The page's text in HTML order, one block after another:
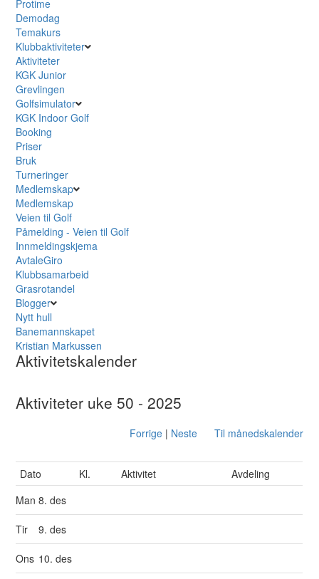
Protime
Demodag
Temakurs
Klubbaktiviteter
Aktiviteter
KGK Junior
Grevlingen
Golfsimulator
KGK Indoor Golf
Booking
Priser
Bruk
Turneringer
Medlemskap
Medlemskap
Veien til Golf
Påmelding - Veien til Golf
Innmeldingskjema
AvtaleGiro
Klubbsamarbeid
Grasrotandel
Blogger
Nytt hull
Banemannskapet
Kristian Markussen
Aktivitetskalender
Aktiviteter uke 50 - 2025
Forrige| Neste Til månedskalender
Dato Kl. Aktivitet
Avdeling
Man8. des
Tir 9. des
Ons 10. des